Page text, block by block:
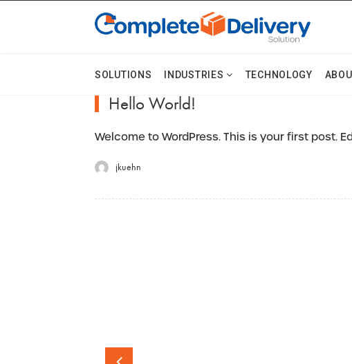
SOLUTIONS INDUSTRIES TECHNOLOGY
Hello World!
Welcome to WordPress. This is your first post.
jkuehn